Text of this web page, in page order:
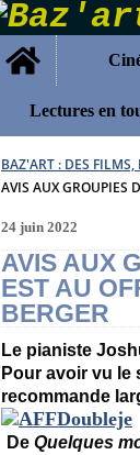
Home
Lectures en
BAZ'ART : DES FILMS,
AVIS AUX GROUPIES
24 juin 2022
AVIS AUX
EST AU
BERGER
Le pianiste
Pour avoir vu le
recommande
De Quelques